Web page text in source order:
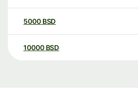
5000 BSD
10000 BSD